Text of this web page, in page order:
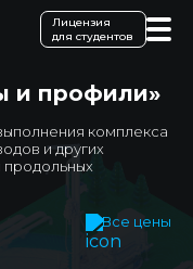
Лицензия
для студентов
и профили»
комплекса
и других
Все цены